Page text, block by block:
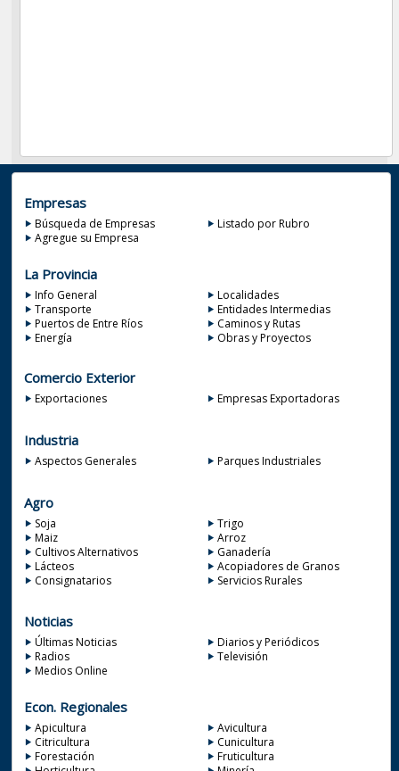
Empresas
Búsqueda de Empresas
Listado por Rubro
Agregue su Empresa
La Provincia
Info General
Localidades
Transporte
Entidades Intermedias
Puertos de Entre Ríos
Caminos y Rutas
Energía
Obras y Proyectos
Comercio Exterior
Exportaciones Empresas Exportadoras
Industria
Aspectos Generales Parques Industriales
Agro
Soja
Trigo
Maiz
Arroz
Cultivos Alternativos
Ganadería
Lácteos
Acopiadores de Granos
Consignatarios
Servicios Rurales
Noticias
Últimas Noticias
Diarios y Periódicos
Radios
Televisión
Medios Online
Econ. Regionales
Apicultura
Avicultura
Citricultura
Cunicultura
Forestación
Fruticultura